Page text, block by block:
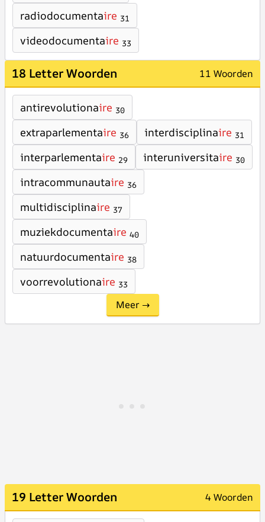
radiodocumentaire 31
videodocumentaire 33
18 Letter Woorden 11 Woorden
antirevolutionaire 30
extraparlementaire 36 interdisciplinaire 31
interparlementaire 29 interuniversitaire 30
intracommunautaire 36
multidisciplinaire 37
muziekdocumentaire 40
natuurdocumentaire 38
voorrevolutionaire 33
Meer →
19 Letter Woorden 4 Woorden